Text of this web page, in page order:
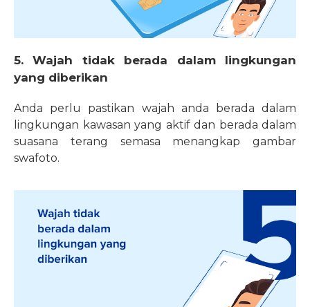
5. Wajah tidak berada dalam lingkungan
yang diberikan
Anda perlu pastikan wajah anda berada dalam
lingkungan kawasan yang aktif dan berada dalam
suasana terang semasa menangkap gambar
swafoto.